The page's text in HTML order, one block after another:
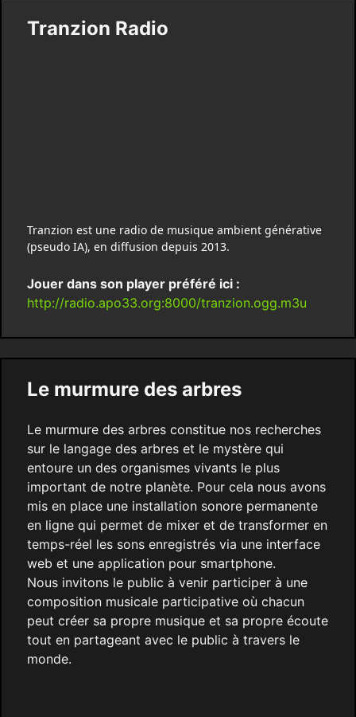
Tranzion Radio
Tranzion est une radio de musique ambient générative
(pseudo IA), en diffusion depuis 2013.
Jouer dans son player préféré ici :
http://radio.apo33.org:8000/tranzion.ogg.m3u
Le murmure des arbres
Le murmure des arbres constitue nos recherches
sur le langage des arbres et le mystère qui
entoure un des organismes vivants le plus
important de notre planète. Pour cela nous avons
mis en place une installation sonore permanente
en ligne qui permet de mixer et de transformer en
temps-réel les sons enregistrés via une interface
web et une application pour smartphone.
Nous invitons le public à venir participer à une
composition musicale participative où chacun
peut créer sa propre musique et sa propre écoute
tout en partageant avec le public à travers le
monde.